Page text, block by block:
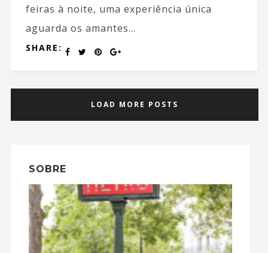
feiras à noite, uma experiência única
aguarda os amantes...
SHARE:
LOAD MORE POSTS
SOBRE